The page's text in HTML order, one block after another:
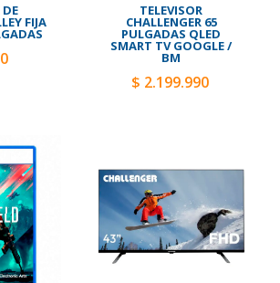
FIJA
TELEVISOR
CHALLENGER 65
PULGADAS QLED
SMART TV GOOGLE /
BM
$ 2.199.990